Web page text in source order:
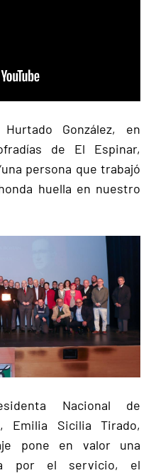
González, en
de El Espinar,
persona que trabajó
huella en nuestro
Nacional de
Emilia Sicilia Tirado,
pone en valor una
por el servicio, el